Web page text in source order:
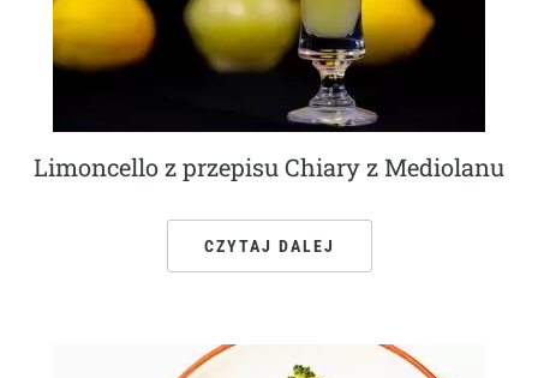
Limoncello z przepisu Chiary z Mediolanu
CZYTAJ DALEJ